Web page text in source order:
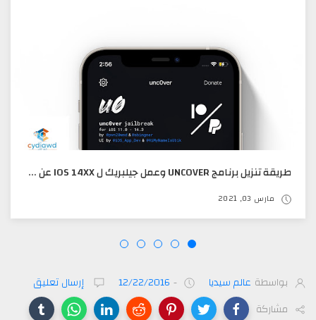
طريقة تنزيل برنامج ‪UNC0VER‬ وعمل جيلبريك ل IOS 14XX عن طريق سفاري مباشره دون استخدام الكمبيوتر
مارس 03, 2021
بواسطة عالم سيديا 12/22/2016
إرسال تعليق
مشاركة